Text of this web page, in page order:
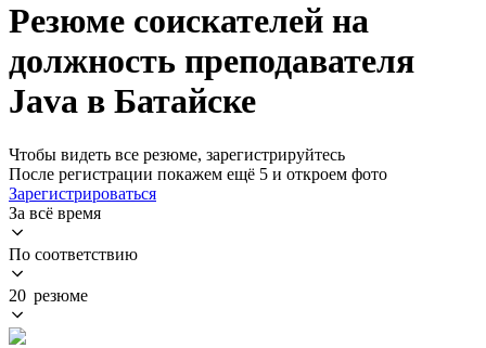
Резюме соискателей на
должность преподавателя
Java в Батайске
Чтобы видеть все резюме, зарегистрируйтесь
После регистрации покажем ещё 5 и откроем фото
Зарегистрироваться
За всё время
По соответствию
20 резюме